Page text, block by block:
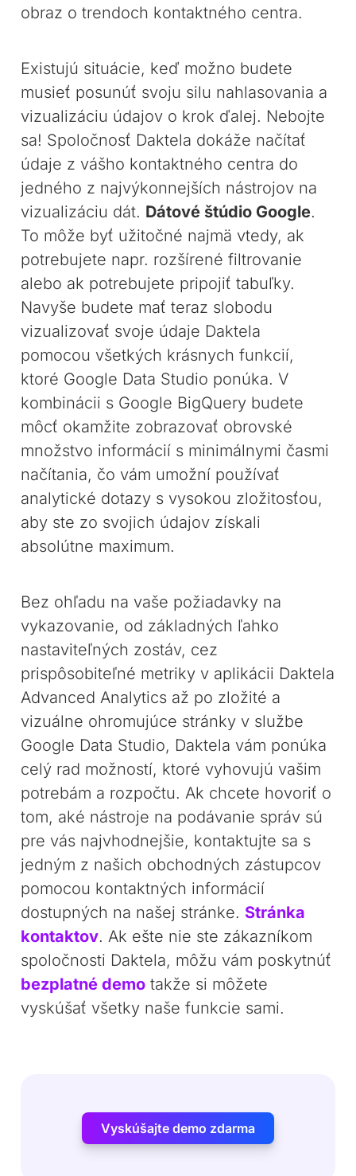
obraz o trendoch kontaktného centra.
Existujú situácie, keď možno budete
musieť posunúť svoju silu nahlasovania a
vizualizáciu údajov o krok ďalej. Nebojte
sa! Spoločnosť Daktela dokáže načítať
údaje z vášho kontaktného centra do
jedného z najvýkonnejších nástrojov na
vizualizáciu dát. Dátové štúdio Google.
To môže byť užitočné najmä vtedy, ak
potrebujete napr. rozšírené filtrovanie
alebo ak potrebujete pripojiť tabuľky.
Navyše budete mať teraz slobodu
vizualizovať svoje údaje Daktela
pomocou všetkých krásnych funkcií,
ktoré Google Data Studio ponúka. V
kombinácii s Google BigQuery budete
môcť okamžite zobrazovať obrovské
množstvo informácií s minimálnymi časmi
načítania, čo vám umožní používať
analytické dotazy s vysokou zložitosťou,
aby ste zo svojich údajov získali
absolútne maximum.
Bez ohľadu na vaše požiadavky na
vykazovanie, od základných ľahko
nastaviteľných zostáv, cez
prispôsobiteľné metriky v aplikácii Daktela
Advanced Analytics až po zložité a
vizuálne ohromujúce stránky v službe
Google Data Studio, Daktela vám ponúka
celý rad možností, ktoré vyhovujú vašim
potrebám a rozpočtu. Ak chcete hovoriť o
tom, aké nástroje na podávanie správ sú
pre vás najvhodnejšie, kontaktujte sa s
jedným z našich obchodných zástupcov
pomocou kontaktných informácií
dostupných na našej stránke. Stránka
kontaktov. Ak ešte nie ste zákazníkom
spoločnosti Daktela, môžu vám poskytnúť
bezplatné demo takže si môžete
vyskúšať všetky naše funkcie sami.
Vyskúšajte demo zdarma